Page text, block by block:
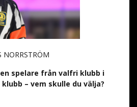
NORRSTRÖM
spelare från valfri klubb i
– vem skulle du välja?